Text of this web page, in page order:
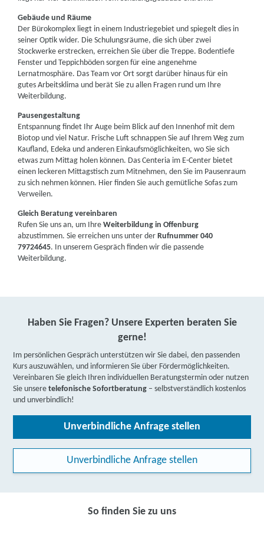
Gebäude und Räume
Der Bürokomplex liegt in einem Industriegebiet und spiegelt dies in
seiner Optik wider. Die Schulungsräume, die sich über zwei
Stockwerke erstrecken, erreichen Sie über die Treppe. Bodentiefe
Fenster und Teppichböden sorgen für eine angenehme
Lernatmosphäre. Das Team vor Ort sorgt darüber hinaus für ein
gutes Arbeitsklima und berät Sie zu allen Fragen rund um Ihre
Weiterbildung.
Pausengestaltung
Entspannung findet Ihr Auge beim Blick auf den Innenhof mit dem
Biotop und viel Natur. Frische Luft schnappen Sie auf Ihrem Weg zum
Kaufland, Edeka und anderen Einkaufsmöglichkeiten, wo Sie sich
etwas zum Mittag holen können. Das Centeria im E-Center bietet
einen leckeren Mittagstisch zum Mitnehmen, den Sie im Pausenraum
zu sich nehmen können. Hier finden Sie auch gemütliche Sofas zum
Verweilen.
Gleich Beratung vereinbaren
Rufen Sie uns an, um IhreWeiterbildung in Offenburg
abzustimmen. Sie erreichen uns unter derRufnummer 040
79724645. In unserem Gespräch finden wir die passende
Weiterbildung.
Haben Sie Fragen? Unsere Experten beraten Sie
gerne!
Im persönlichen Gespräch unterstützen wir Sie dabei, den passenden
Kurs auszuwählen, und informieren Sie über Fördermöglichkeiten.
Vereinbaren Sie gleich Ihren individuellen Beratungstermin oder nutzen
Sie unseretelefonische Sofortberatung – selbstverständlich kostenlos
und unverbindlich!
Unverbindliche Anfrage stellen
Unverbindliche Anfrage stellen
So finden Sie zu uns